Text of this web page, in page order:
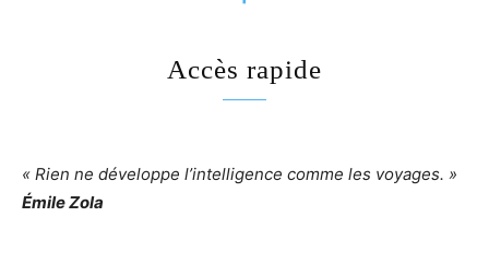
Accès rapide
« Rien ne développe l’intelligence comme les voyages. »
Émile Zola